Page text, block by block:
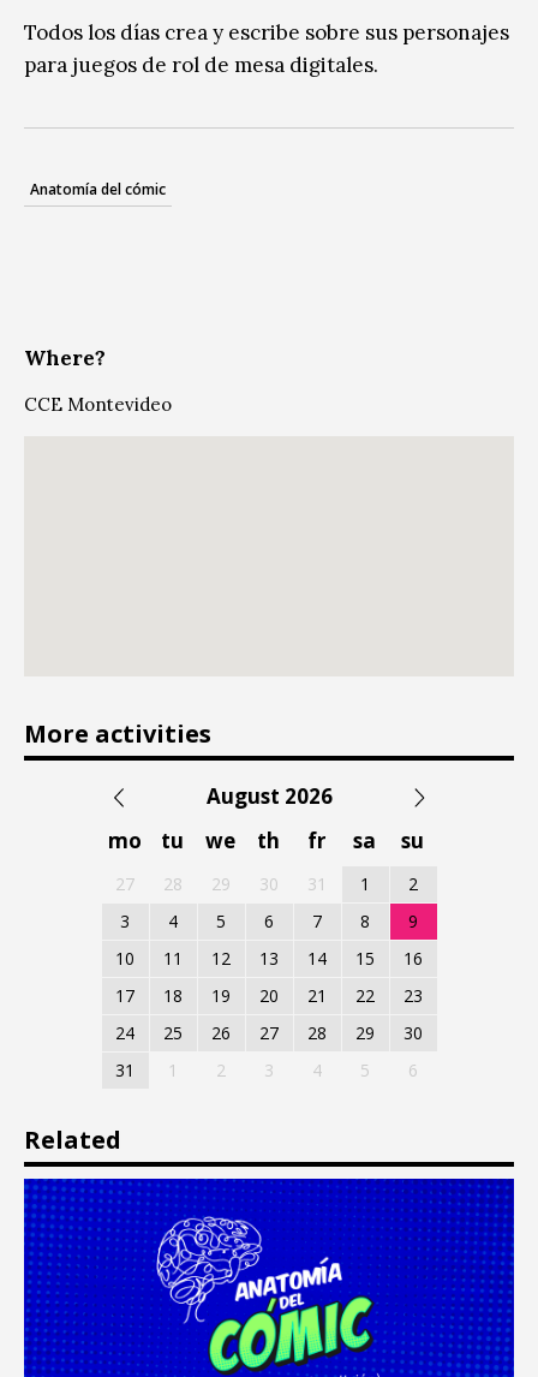
Todos los días crea y escribe sobre sus personajes
para juegos de rol de mesa digitales.
Anatomía del cómic
Where?
CCE Montevideo
More activities
August 2026
mo
tu we th fr sa su
27 28 29 30 31 1
2
3
4 5 6 7 8
9
10
11 12 13 14 15
16
17
18 19 20 21 22
23
24
25 26 27 28 29
30
31
1 2 3 4 5 6
Related